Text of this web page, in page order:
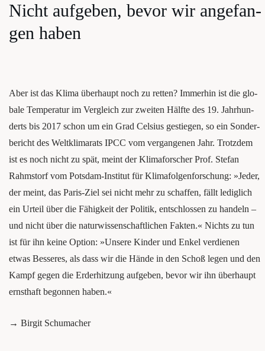
Nicht auf­ge­ben, bevor wir ange­fan­
gen haben
Aber ist das Kli­ma überhaupt noch zu ret­ten? Immer­hin ist die glo­
ba­le Tem­pe­ra­tur im Ver­gleich zur zwei­ten Hälf­te des 19. Jahr­hun­
derts bis 2017 schon um ein Grad Cel­si­us gestie­gen, so ein Son­der­
be­richt des Welt­kli­ma­rats IPCC vom ver­gan­ge­nen Jahr. Trotz­dem
ist es noch nicht zu spät, meint der Kli­ma­for­scher Prof. Ste­fan
Rahmstorf vom Pots­dam-Insti­tut für Kli­ma­fol­gen­for­schung: »Jeder,
der meint, das Paris-Ziel sei nicht mehr zu schaf­fen, fällt ledig­lich
ein Urteil über die Fähig­keit der Poli­tik, ent­schlos­sen zu han­deln –
und nicht über die natur­wis­sen­schaft­li­chen Fak­ten.« Nichts zu tun
ist für ihn kei­ne Opti­on: »Unse­re Kin­der und Enkel ver­die­nen
etwas Bes­se­res, als dass wir die Hän­de in den Schoß legen und den
Kampf gegen die Erd­er­hit­zung auf­ge­ben, bevor wir ihn überhaupt
ernst­haft begon­nen haben.«
→ Bir­git Schumacher